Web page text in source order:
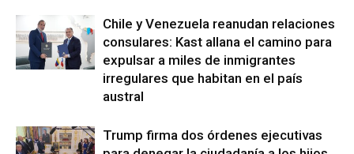
Chile y Venezuela reanudan relaciones
consulares: Kast allana el camino para
expulsar a miles de inmigrantes
irregulares que habitan en el país
austral
Trump firma dos órdenes ejecutivas